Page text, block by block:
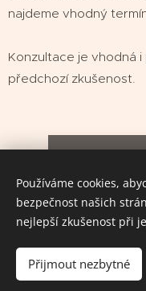
najdeme vhodný
Konzultace je vhodná
předchozí zkušenost.
Vytvořeno
Používáme cookies,
bezpečnost našich
nejlepší zkušenost při
Přijmout nezbytné